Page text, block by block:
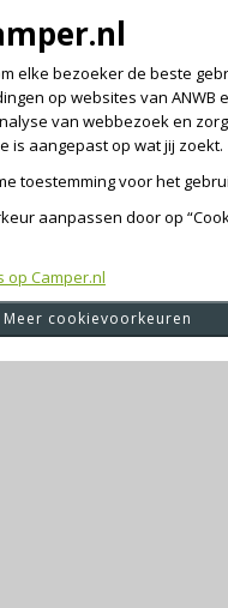
elke bezoeker de beste
op websites van
van webbezoek en
is aangepast op wat jij zoekt.
toestemming voor het
aanpassen door op
op Camper.nl
Meer cookievoorkeuren